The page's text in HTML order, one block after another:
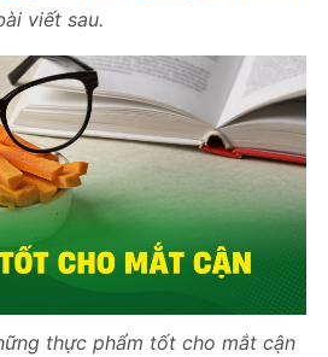
viết sau.
thực phẩm tốt cho mắt cận